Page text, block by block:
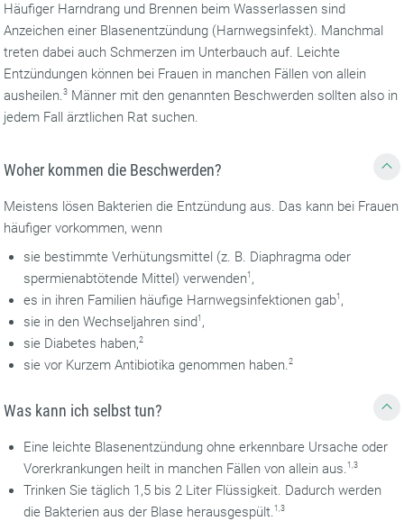
Häufiger Harndrang und Brennen beim Wasserlassen sind
Anzeichen einer Blasenentzündung (Harnwegsinfekt). Manchmal
treten dabei auch Schmerzen im Unterbauch auf. Leichte
Entzündungen können bei Frauen in manchen Fällen von allein
ausheilen.3 Männer mit den genannten Beschwerden sollten also in
jedem Fall ärztlichen Rat suchen.
Woher kommen die Beschwerden?
Meistens lösen Bakterien die Entzündung aus. Das kann bei Frauen
häufiger vorkommen, wenn
sie bestimmte Verhütungsmittel (z. B. Diaphragma oder
spermienabtötende Mittel) verwenden1 ,
es in ihren Familien häufige Harnwegsinfektionen gab1 ,
sie in den Wechseljahren sind1 ,
sie Diabetes haben,2
sie vor Kurzem Antibiotika genommen haben.2
Was kann ich selbst tun?
Eine leichte Blasenentzündung ohne erkennbare Ursache oder
Vorerkrankungen heilt in manchen Fällen von allein aus.1,3
Trinken Sie täglich 1,5 bis 2 Liter Flüssigkeit. Dadurch werden
die Bakterien aus der Blase herausgespült.1,3